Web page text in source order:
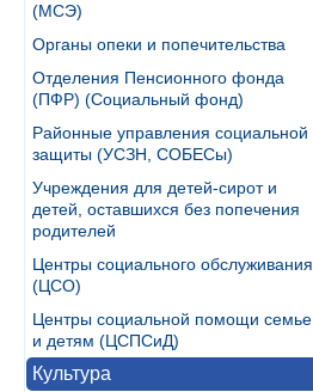
(МСЭ)
Органы опеки и попечительства
Отделения Пенсионного фонда
(ПФР) (Социальный фонд)
Районные управления социальной
защиты (УСЗН, СОБЕСы)
Учреждения для детей-сирот и
детей, оставшихся без попечения
родителей
Центры социального обслуживания
(ЦСО)
Центры социальной помощи семье
и детям (ЦСПСиД)
Культура